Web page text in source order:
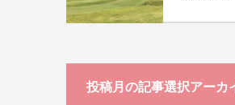
投稿月の記事選択アーカ